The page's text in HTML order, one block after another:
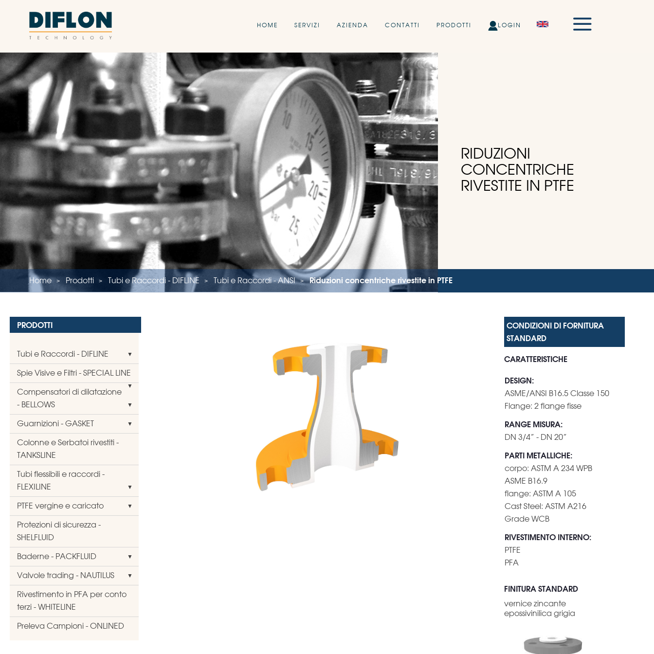
HOME SERVIZI AZIENDA CONTATTI PRODOTTI LOGIN
RIDUZIONI
CONCENTRICHE
RIVESTITE IN PTFE
Home Prodotti Tubi e Raccordi - DIFLINE Tubi e Raccordi - ANSI Riduzioni concentriche rivestite in PTFE
PRODOTTI
Tubi e Raccordi - DIFLINE
Spie Visive e Filtri - SPECIAL LINE
Compensatori di dilatazione
- BELLOWS
Guarnizioni - GASKET
Colonne e Serbatoi rivestiti -
TANKSLINE
Tubi flessibili e raccordi -
FLEXILINE
PTFE vergine e caricato
Protezioni di sicurezza -
SHELFLUID
Baderne - PACKFLUID
Valvole trading - NAUTILUS
Rivestimento in PFA per conto
terzi - WHITELINE
Preleva Campioni - ONLINED
CARATTERISTICHE
DESIGN:
ASME/ANSI B16.5 Classe 150
Flange: 2 flange fisse
RANGE MISURA:
DN 3/4” - DN 20”
PARTI METALLICHE:
corpo: ASTM A 234 WPB
ASME B16.9
flange: ASTM A 105
Cast Steel: ASTM A216
Grade WCB
RIVESTIMENTO INTERNO:
PTFE
PFA
FINITURA STANDARD
vernice zincante
epossivinilica grigia